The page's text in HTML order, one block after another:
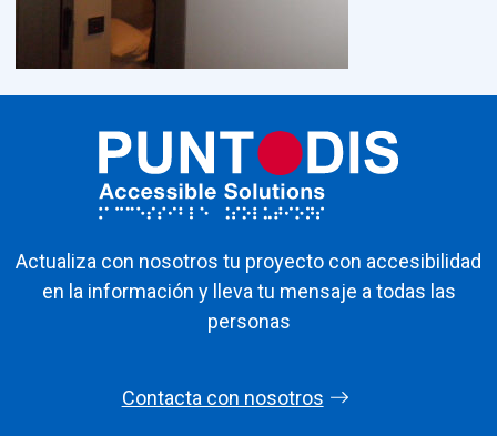
Actualiza con nosotros tu proyecto con accesibilidad
en la información y lleva tu mensaje a todas las
personas
Contacta con nosotros